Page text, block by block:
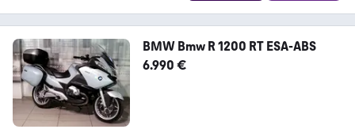
BMW Bmw R 1200 RT ESA-ABS
6.990 €